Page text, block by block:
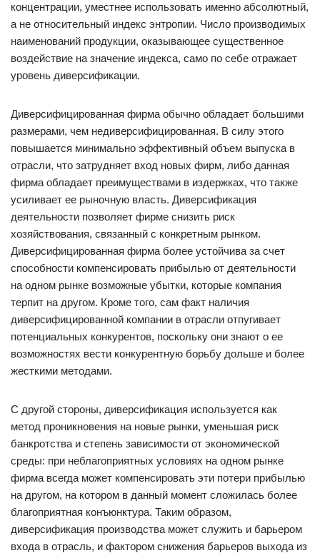
концентрации, уместнее использовать именно абсолютный,
а не относительный индекс энтропии. Число производимых
наименований продукции, оказывающее существенное
воздействие на значение индекса, само по себе отражает
уровень диверсификации.
Диверсифицированная фирма обычно обладает большими
размерами, чем недиверсифицированная. В силу этого
повышается минимально эффективный объем выпуска в
отрасли, что затрудняет вход новых фирм, либо данная
фирма обладает преимуществами в издержках, что также
усиливает ее рыночную власть. Диверсификация
деятельности позволяет фирме снизить риск
хозяйствования, связанный с конкретным рынком.
Диверсифицированная фирма более устойчива за счет
способности компенсировать прибылью от деятельности
на одном рынке возможные убытки, которые компания
терпит на другом. Кроме того, сам факт наличия
диверсифицированной компании в отрасли отпугивает
потенциальных конкурентов, поскольку они знают о ее
возможностях вести конкурентную борьбу дольше и более
жесткими методами.
С другой стороны, диверсификация используется как
метод проникновения на новые рынки, уменьшая риск
банкротства и степень зависимости от экономической
среды: при неблагоприятных условиях на одном рынке
фирма всегда может компенсировать эти потери прибылью
на другом, на котором в данный момент сложилась более
благоприятная конъюнктура. Таким образом,
диверсификация производства может служить и барьером
входа в отрасль, и фактором снижения барьеров выхода из